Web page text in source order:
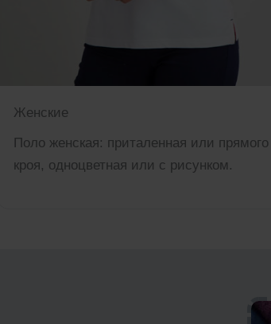
Женские
Поло женская: приталенная или прямого
кроя, одноцветная или с рисунком.